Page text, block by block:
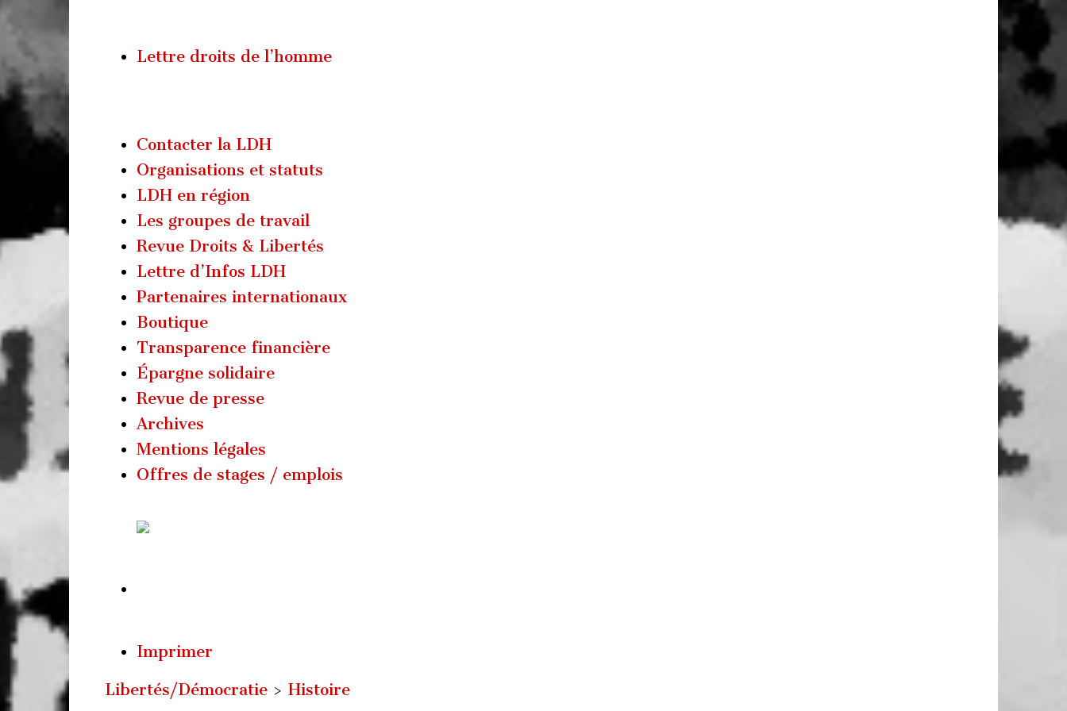
Lettre droits de l’homme
Contacter la LDH
Organisations et statuts
LDH en région
Les groupes de travail
Revue Droits & Libertés
Lettre d’Infos LDH
Partenaires internationaux
Boutique
Transparence financière
Épargne solidaire
Revue de presse
Archives
Mentions légales
Offres de stages / emplois
Imprimer
Libertés/Démocratie > Histoire